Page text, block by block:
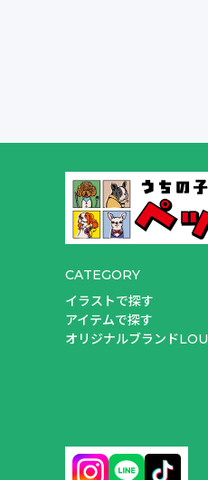
CATEGORY
イラストで探す
アイテムで探す
オリジナルブランドLOU